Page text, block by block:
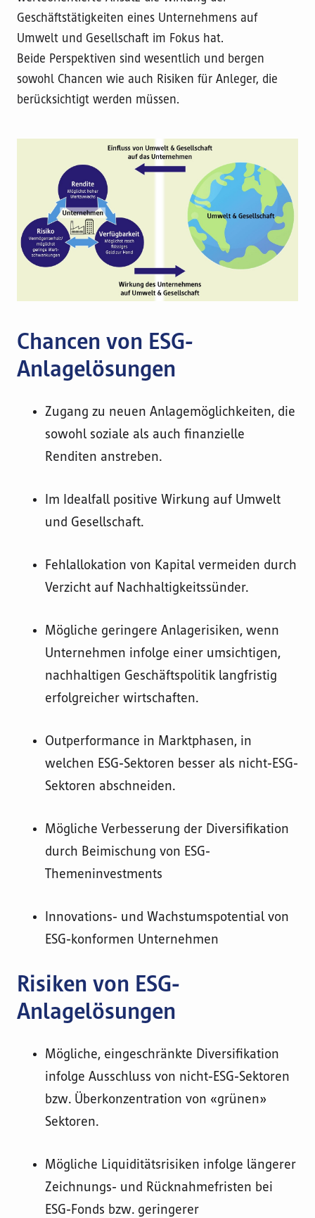
Geschäftstätigkeiten eines Unternehmens auf
Umwelt und Gesellschaft im Fokus hat.
Beide Perspektiven sind wesentlich und bergen
sowohl Chancen wie auch Risiken für Anleger, die
berücksichtigt werden müssen.
Chancen von ESG-
Anlagelösungen
Zugang zu neuen Anlagemöglichkeiten, die
sowohl soziale als auch finanzielle
Renditen anstreben.
Im Idealfall positive Wirkung auf Umwelt
und Gesellschaft.
Fehlallokation von Kapital vermeiden durch
Verzicht auf Nachhaltigkeitssünder.
Mögliche geringere Anlagerisiken, wenn
Unternehmen infolge einer umsichtigen,
nachhaltigen Geschäftspolitik langfristig
erfolgreicher wirtschaften.
Outperformance in Marktphasen, in
welchen ESG-Sektoren besser als nicht-ESG-
Sektoren abschneiden.
Mögliche Verbesserung der Diversifikation
durch Beimischung von ESG-
Themeninvestments
Innovations- und Wachstumspotential von
ESG-konformen Unternehmen
Risiken von ESG-
Anlagelösungen
Mögliche, eingeschränkte Diversifikation
infolge Ausschluss von nicht-ESG-Sektoren
bzw. Überkonzentration von «grünen»
Sektoren.
Mögliche Liquiditätsrisiken infolge längerer
Zeichnungs- und Rücknahmefristen bei
ESG-Fonds bzw. geringerer